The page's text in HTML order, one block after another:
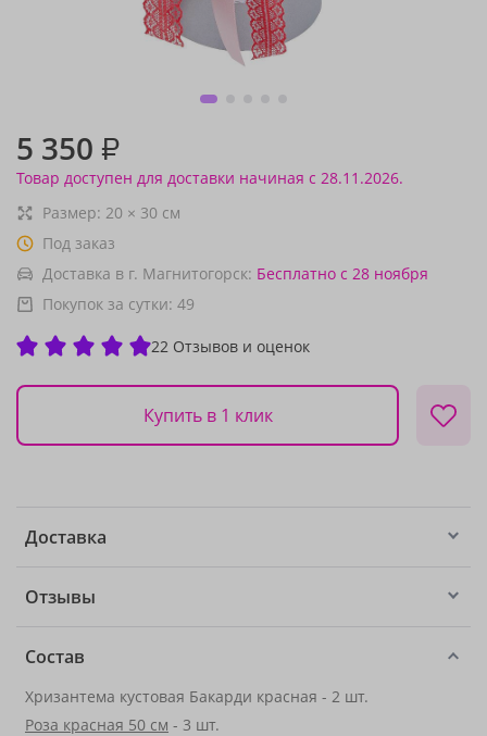
5 350 ₽
Товар доступен для доставки начиная с 28.11.2026.
Размер: 20 × 30 см
Под заказ
Доставка в г. Магнитогорск: Бесплатно с 28 ноября
Покупок за сутки: 49
22 Отзывов и оценок
Купить в 1 клик
Доставка
Отзывы
Состав
Хризантема кустовая Бакарди красная - 2 шт.
Роза красная 50 см - 3 шт.